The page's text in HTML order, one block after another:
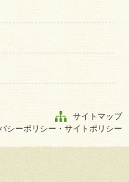
サイトマップ
シーポリシー・サイトポリシー